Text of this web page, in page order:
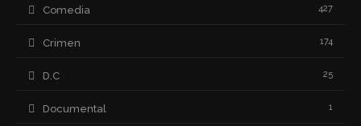
Comedia 427
Crimen 174
D.C 25
Documental 1